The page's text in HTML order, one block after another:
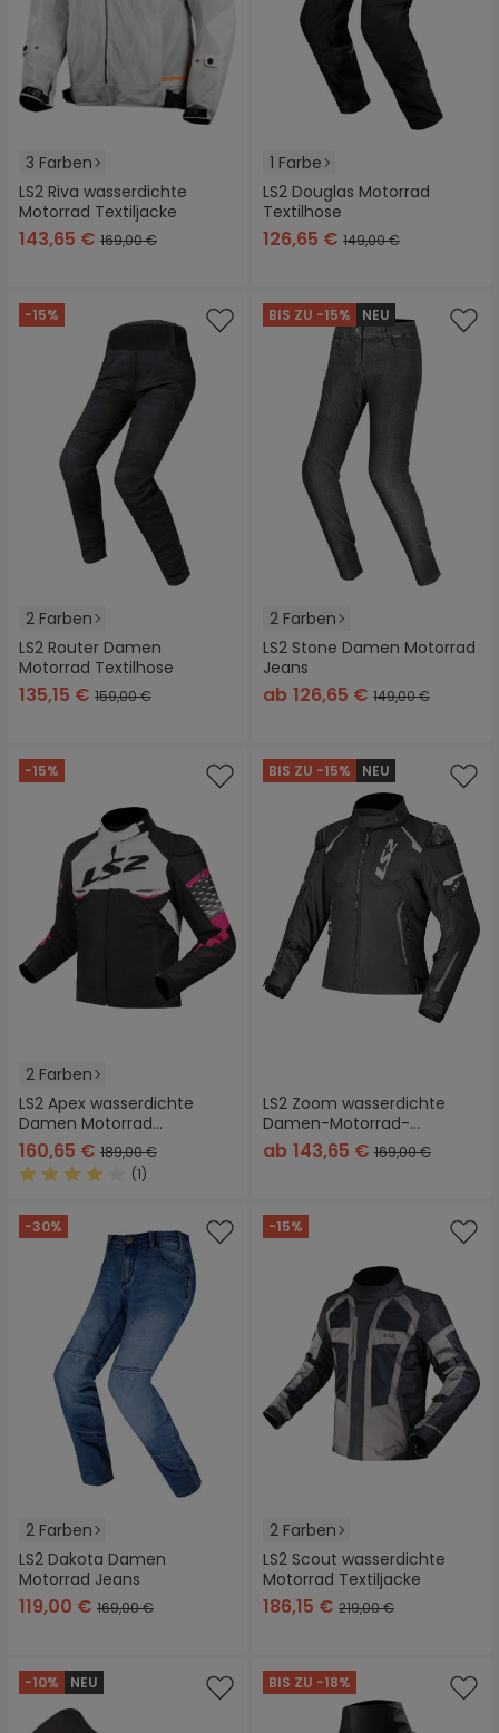
3 Farben
LS2 Riva wasserdichte
Motorrad Textiljacke
143,65 € 169,00 €
1 Farbe
LS2 Douglas Motorrad
Textilhose
126,65 € 149,00 €
-15%
2 Farben
LS2 Router Damen
Motorrad Textilhose
135,15 € 159,00 €
BIS ZU -15% NEU
2 Farben
LS2 Stone Damen Motorrad
Jeans
ab 126,65 € 149,00 €
-15%
2 Farben
LS2 Apex wasserdichte
Damen Motorrad
Textiljacke
160,65 € 189,00 €
(1)
BIS ZU -15% NEU
LS2 Zoom wasserdichte
Damen-Motorrad-
Textiljacke
ab 143,65 € 169,00 €
-30%
2 Farben
LS2 Dakota Damen
Motorrad Jeans
119,00 € 169,00 €
-15%
2 Farben
LS2 Scout wasserdichte
Motorrad Textiljacke
186,15 € 219,00 €
-10% NEU BIS ZU -18%